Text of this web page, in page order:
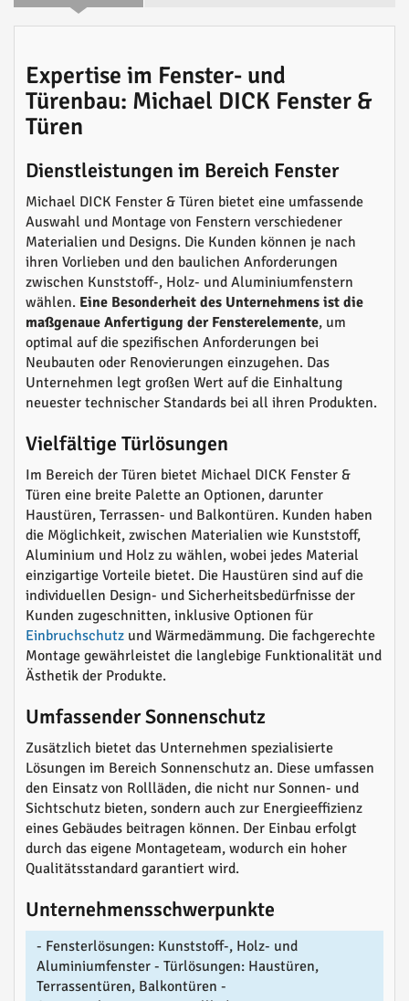
Expertise im Fenster- und
Türenbau: Michael DICK Fenster &
Türen
Dienstleistungen im Bereich Fenster
Michael DICK Fenster & Türen bietet eine umfassende
Auswahl und Montage von Fenstern verschiedener
Materialien und Designs. Die Kunden können je nach
ihren Vorlieben und den baulichen Anforderungen
zwischen Kunststoff-, Holz- und Aluminiumfenstern
wählen. Eine Besonderheit des Unternehmens ist die
maßgenaue Anfertigung der Fensterelemente, um
optimal auf die spezifischen Anforderungen bei
Neubauten oder Renovierungen einzugehen. Das
Unternehmen legt großen Wert auf die Einhaltung
neuester technischer Standards bei all ihren Produkten.
Vielfältige Türlösungen
Im Bereich der Türen bietet Michael DICK Fenster &
Türen eine breite Palette an Optionen, darunter
Haustüren, Terrassen- und Balkontüren. Kunden haben
die Möglichkeit, zwischen Materialien wie Kunststoff,
Aluminium und Holz zu wählen, wobei jedes Material
einzigartige Vorteile bietet. Die Haustüren sind auf die
individuellen Design- und Sicherheitsbedürfnisse der
Kunden zugeschnitten, inklusive Optionen für
Einbruchschutz und Wärmedämmung. Die fachgerechte
Montage gewährleistet die langlebige Funktionalität und
Ästhetik der Produkte.
Umfassender Sonnenschutz
Zusätzlich bietet das Unternehmen spezialisierte
Lösungen im Bereich Sonnenschutz an. Diese umfassen
den Einsatz von Rollläden, die nicht nur Sonnen- und
Sichtschutz bieten, sondern auch zur Energieeffizienz
eines Gebäudes beitragen können. Der Einbau erfolgt
durch das eigene Montageteam, wodurch ein hoher
Qualitätsstandard garantiert wird.
Unternehmensschwerpunkte
- Fensterlösungen: Kunststoff-, Holz- und
Aluminiumfenster - Türlösungen: Haustüren,
Terrassentüren, Balkontüren -